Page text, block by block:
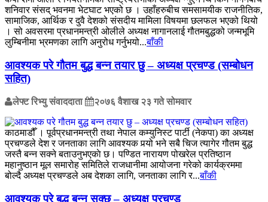
शनिवार संसद् भवनमा भेटघाट भएको छ । उहाँहरुबीच समसामयीक राजनीतिक,
सामाजिक, आर्थिक र दुवै देशको संसदीय मामिला विषयमा छलफल भएको थियो
। सो अवसरमा प्रधानमन्त्री ओलीले अध्यक्ष नागानलाई गौतमबुद्धको जन्मभूमि
लुम्बिनीमा भ्रमणका लागि अनुरोध गर्नुभयो...बाँकी
आवश्यक परे गौतम बुद्ध बन्न तयार छु – अध्यक्ष प्रचण्ड (सम्बोधन
सहित)
लेफ्ट रिभ्यु संवाददाता २०७६ वैशाख २३ गते सोमवार
काठमाडौँ । पूर्वप्रधानमन्त्री तथा नेपाल कम्युनिस्ट पार्टी (नेकपा) का अध्यक्ष
प्रचण्डले देश र जनताका लागि आवश्यक पर्‍यो भने सबै चिज त्यागेर गौतम बुद्ध
जस्तै बन्न सक्ने बताउनुभएकाे छ। पण्डित नारायण पोखरेल प्रतिष्ठान
महानुष्ठान मूल समारोह समितिले राजधानीमा आयोजना गरेको कार्यक्रममा
बोल्दै अध्यक्ष प्रचण्डले अब देशका लागि, जनताका लागि र...बाँकी
आवश्यक परे बुद्ध बन्न सक्छु – अध्यक्ष प्रचण्ड